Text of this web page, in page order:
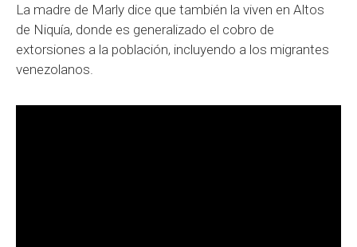
La madre de Marly dice que también la viven en Altos
de Niquía, donde es generalizado el cobro de
extorsiones a la población, incluyendo a los migrantes
venezolanos.